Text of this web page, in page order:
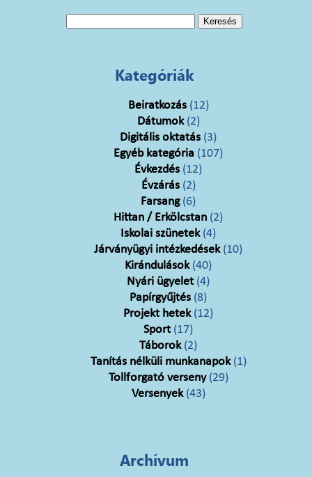
Kategóriák
Beiratkozás(12)
Dátumok(2)
Digitális oktatás (3)
Egyéb kategória (107)
Évkezdés (12)
Évzárás(2)
Farsang(6)
Hittan / Erkölcstan (2)
Iskolai szünetek(4)
Járványügyi intézkedések(10)
Kirándulások(40)
Nyári ügyelet(4)
Papírgyűjtés (8)
Projekt hetek(12)
Sport(17)
Táborok(2)
Tanítás nélküli munkanapok(1)
Tollforgató verseny(29)
Versenyek(43)
Archívum